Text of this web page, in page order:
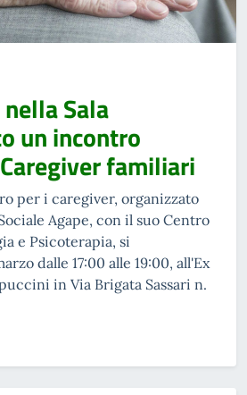
Sala
un incontro
familiari
per i caregiver, organizzato
Agape, con il suo Centro
e Psicoterapia, si
dalle 17:00 alle 19:00, all'Ex
in Via Brigata Sassari n.